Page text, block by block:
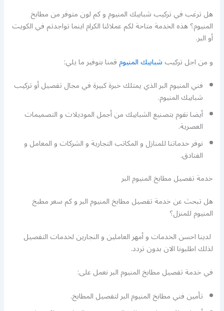
هل ترغب في تركيب شبابيك المنيوم و كم لون متوفر من مطابخ
المنيوم؟ هذه الخدمة متاحة لكم عملائنا الكرام اينما تواجدتم في الكويت
أو البر.
و من اجل تركيبشبابيك المنيومقمنا بتوفير ما يلي:
فني المنيوم البر الذي يمتلك خبرة كبيرة في مجال تفصيل أو تركيب
شبابيك المنيوم.
أيضا نقوم بتصنيع الشبابيك من أجمل الموديلات و التصميمات
العصرية.
نوفر خدماتنا للمنازل و المكاتب التجارية و الشركات و المعامل و
الفنادق.
خدمة تفصيل مطابخ المنيوم البر
هل تبحث عن خدمة تفصيل مطابخ المنيوم البر و كم سعر مطبخ
المنيوم للمنزل؟
لدينا احسن الخدمات و أمهر العاملين و النجارين لخدمات التفصيل
لذلك اطلبونا الان بدون تردد.
في خدمة تفصيل مطابخ المنيوم البر نعمل على:
تأمين فني مطابخ المنيوم البر لتفصيل المطابخ.